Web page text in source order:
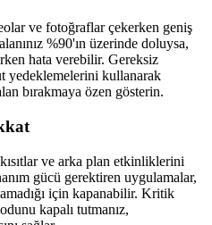
ve fotoğraflar çekerken geniş
%90'ın üzerinde doluysa,
hata verebilir. Gereksiz
yedeklemelerini kullanarak
bırakmaya özen gösterin.
ve arka plan etkinliklerini
gücü gerektiren uygulamalar,
için kapanabilir. Kritik
kapalı tutmanız,